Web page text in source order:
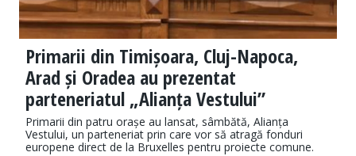
Primarii din Timișoara, Cluj-Napoca,
Arad și Oradea au prezentat
parteneriatul „Alianța Vestului”
Primarii din patru orașe au lansat, sâmbătă, Alianța
Vestului, un parteneriat prin care vor să atragă fonduri
europene direct de la Bruxelles pentru proiecte comune.